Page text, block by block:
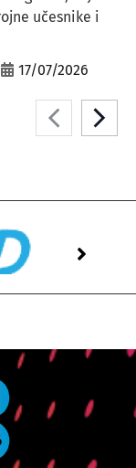
učesnike i
17/07/2026